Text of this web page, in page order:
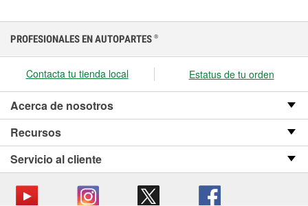
PROFESIONALES EN AUTOPARTES ®
Contacta tu tienda local Estatus de tu orden
Acerca de nosotros
Recursos
Servicio al cliente